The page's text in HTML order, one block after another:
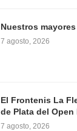
Nuestros
7 agosto, 2026
El Frontenis La
de Plata del Open
7 agosto, 2026